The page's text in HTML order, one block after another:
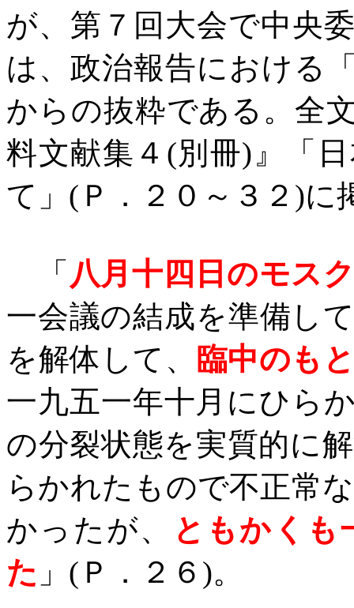
が、第７回大会で中央
は、政治報告における
からの抜粋である。全
料文献集４ (別冊) 』「
て」 ( Ｐ．２０～３２ )に
「 八月十四日のモス
一会議の結成を準備し
を解体して、
臨中のも
一九五一年十月にひら
の分裂状態を実質的に
らかれたもので不正常
かったが、
ともかくも
た 」 ( Ｐ．２６ )。